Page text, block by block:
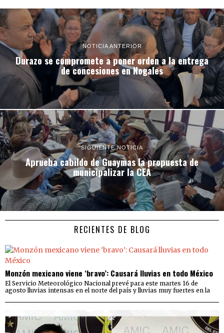
NOTICIA ANTERIOR
Durazo se compromete a poner orden a la entrega
de concesiones en Nogales
SIGUIENTE NOTICIA
Aprueba cabildo de Guaymas la propuesta de
municipalizar la CEA
RECIENTES DE BLOG
Monzón mexicano viene ‘bravo’: Causará lluvias en todo México
El Servicio Meteorológico Nacional prevé para este martes 16 de
agosto lluvias intensas en el norte del país y lluvias muy fuertes en la